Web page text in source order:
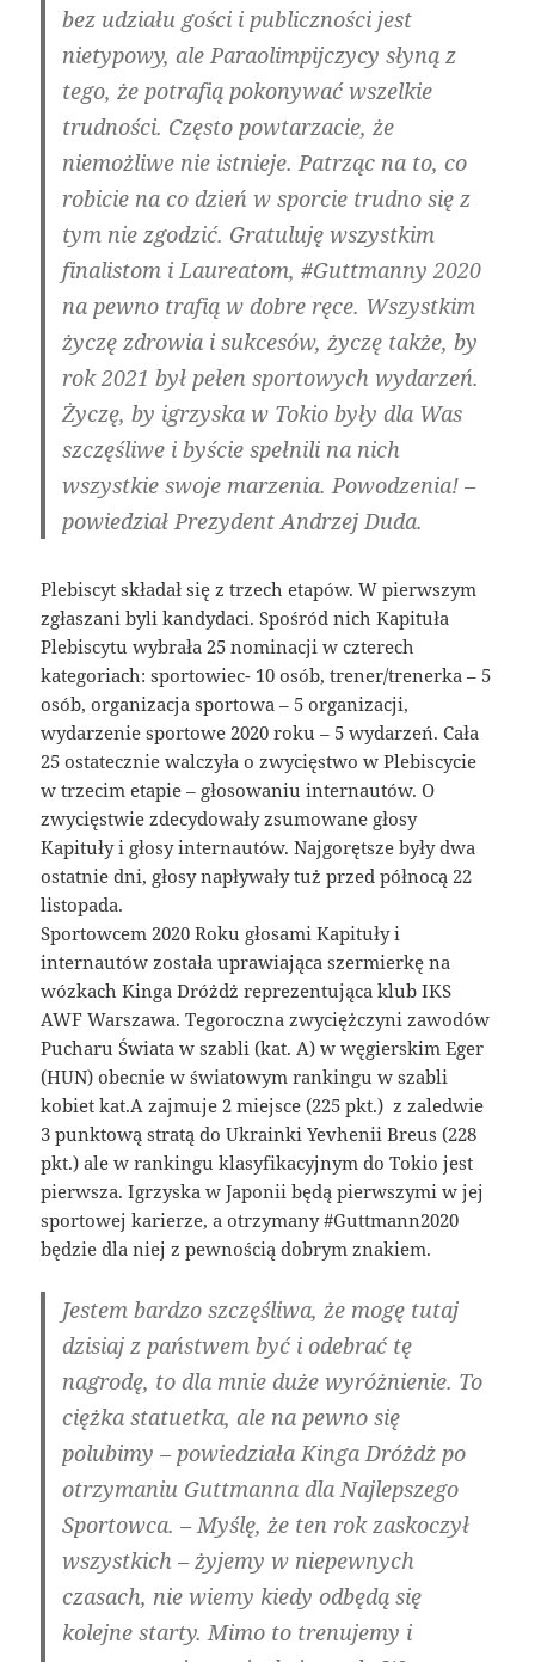
bez udziału gości i publiczności jest
nietypowy, ale Paraolimpijczycy słyną z
tego, że potrafią pokonywać wszelkie
trudności. Często powtarzacie, że
niemożliwe nie istnieje. Patrząc na to, co
robicie na co dzień w sporcie trudno się z
tym nie zgodzić. Gratuluję wszystkim
finalistom i Laureatom, #Guttmanny 2020
na pewno trafią w dobre ręce. Wszystkim
życzę zdrowia i sukcesów, życzę także, by
rok 2021 był pełen sportowych wydarzeń.
Życzę, by igrzyska w Tokio były dla Was
szczęśliwe i byście spełnili na nich
wszystkie swoje marzenia. Powodzenia! –
powiedział Prezydent Andrzej Duda.
Plebiscyt składał się z trzech etapów. W pierwszym
zgłaszani byli kandydaci. Spośród nich Kapituła
Plebiscytu wybrała 25 nominacji w czterech
kategoriach: sportowiec- 10 osób, trener/trenerka – 5
osób, organizacja sportowa – 5 organizacji,
wydarzenie sportowe 2020 roku – 5 wydarzeń. Cała
25 ostatecznie walczyła o zwycięstwo w Plebiscycie
w trzecim etapie – głosowaniu internautów. O
zwycięstwie zdecydowały zsumowane głosy
Kapituły i głosy internautów. Najgorętsze były dwa
ostatnie dni, głosy napływały tuż przed północą 22
listopada.
Sportowcem 2020 Roku głosami Kapituły i
internautów została uprawiająca szermierkę na
wózkach Kinga Dróżdż reprezentująca klub IKS
AWF Warszawa. Tegoroczna zwyciężczyni zawodów
Pucharu Świata w szabli (kat. A) w węgierskim Eger
(HUN) obecnie w światowym rankingu w szabli
kobiet kat.A zajmuje 2 miejsce (225 pkt.) z zaledwie
3 punktową stratą do Ukrainki Yevhenii Breus (228
pkt.) ale w rankingu klasyfikacyjnym do Tokio jest
pierwsza. Igrzyska w Japonii będą pierwszymi w jej
sportowej karierze, a otrzymany #Guttmann2020
będzie dla niej z pewnością dobrym znakiem.
Jestem bardzo szczęśliwa, że mogę tutaj
dzisiaj z państwem być i odebrać tę
nagrodę, to dla mnie duże wyróżnienie. To
ciężka statuetka, ale na pewno się
polubimy – powiedziała Kinga Dróżdż po
otrzymaniu Guttmanna dla Najlepszego
Sportowca. – Myślę, że ten rok zaskoczył
wszystkich – żyjemy w niepewnych
czasach, nie wiemy kiedy odbędą się
kolejne starty. Mimo to trenujemy i